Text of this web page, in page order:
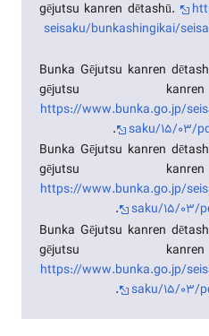
gējutsu kanren dētashū.
seisaku/bunkashingikai/
Bunka Gējutsu kanren
gējutsu
https://www.bunka.go.jp/
saku/15/03/
Bunka Gējutsu kanren
gējutsu
https://www.bunka.go.jp/
saku/15/03/
Bunka Gējutsu kanren
gējutsu
https://www.bunka.go.jp/
saku/15/03/